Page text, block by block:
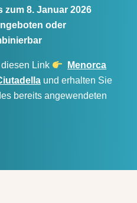
zum 8. Januar 2026
oder
Link
Menorca
und erhalten Sie
bereits angewendeten